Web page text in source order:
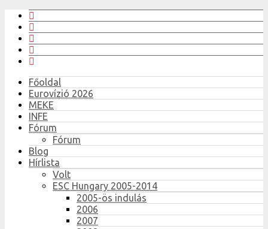
Főoldal
Eurovízió 2026
MEKE
INFE
Fórum
Fórum
Blog
Hírlista
Volt
ESC Hungary 2005-2014
2005-ös indulás
2006
2007